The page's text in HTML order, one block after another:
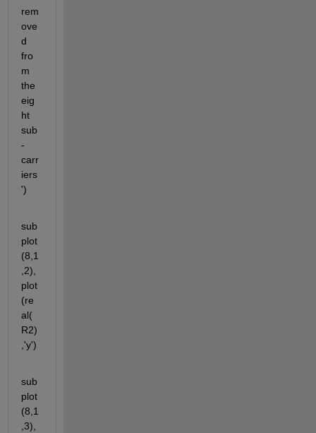
rem
ove
d
fro
m
the
eig
ht
sub
-
carr
iers
')
sub
plot
(8,1
,2),
plot
(re
al(
R2)
,'y')
sub
plot
(8,1
,3),